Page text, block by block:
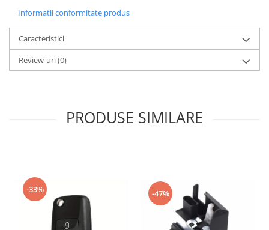
Informatii conformitate produs
Caracteristici
Review-uri(0)
PRODUSE SIMILARE
-33% -47%